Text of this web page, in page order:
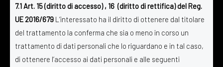
7.1 Art. 15 (diritto di accesso) , 16 (diritto di rettifica) del Reg.
UE 2016/679 L’interessato ha il diritto di ottenere dal titolare
del trattamento la conferma che sia o meno in corso un
trattamento di dati personali che lo riguardano e in tal caso,
di ottenere l’accesso ai dati personali e alle seguenti